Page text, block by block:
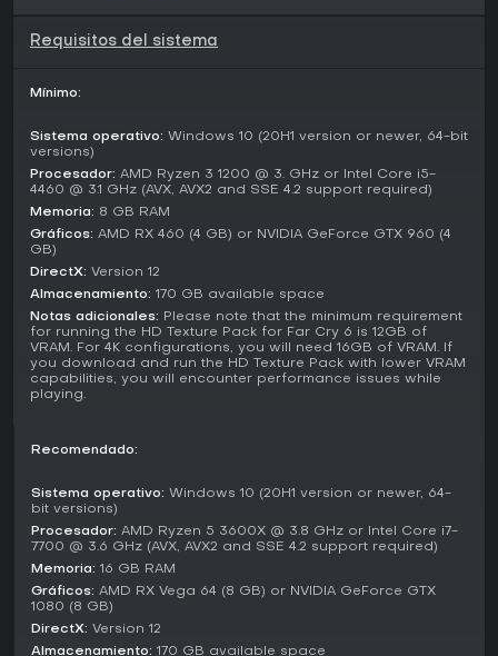
Far Cry 6propone una campaña principal jugable en
permite unirte en cualquier momento de forma fluida,
Más allá de la historia principal, las operaciones especiales
ofrecen misiones secundarias exigentes con objetivos de
alto riesgo, como extraer recursos bajo fuego enemigo. Las
actualizaciones posteriores incluyen New Game Plus para
rejugar con equipo desbloqueado, un modo de dificultad
extra-duro para veteranos y Completionist Aid para resaltar
coleccionables olvidados. Cuatro nuevas ranuras de
loadouts amplían las opciones de personalización en las
partidas.
Post-Launch Updates and Current State
Desde su lanzamiento,Far Cry 6ha sumado actualizaciones
que potencian la rejugabilidad. Misiones crossover
El título sigue recibiendo soporte con correcciones de
errores y optimizaciones para un rendimiento fluido en
disponible en el juego base sin compras extra.
Requisitos del sistema
Mínimo:
Sistema operativo: Windows 10 (20H1 version or newer, 64-bit
versions)
Procesador: AMD Ryzen 3 1200 @ 3. GHz or Intel Core i5-
4460 @ 3.1 GHz (AVX, AVX2 and SSE 4.2 support required)
Memoria: 8 GB RAM
Gráficos: AMD RX 460 (4 GB) or NVIDIA GeForce GTX 960 (4
GB)
DirectX: Version 12
Almacenamiento: 170 GB available space
Notas adicionales: Please note that the minimum requirement
for running the HD Texture Pack for Far Cry 6 is 12GB of
VRAM. For 4K configurations, you will need 16GB of VRAM. If
you download and run the HD Texture Pack with lower VRAM
capabilities, you will encounter performance issues while
playing.
Recomendado:
Sistema operativo: Windows 10 (20H1 version or newer, 64-
bit versions)
Procesador: AMD Ryzen 5 3600X @ 3.8 GHz or Intel Core i7-
7700 @ 3.6 GHz (AVX, AVX2 and SSE 4.2 support required)
Memoria: 16 GB RAM
Gráficos: AMD RX Vega 64 (8 GB) or NVIDIA GeForce GTX
1080 (8 GB)
DirectX: Version 12
Almacenamiento: 170 GB available space